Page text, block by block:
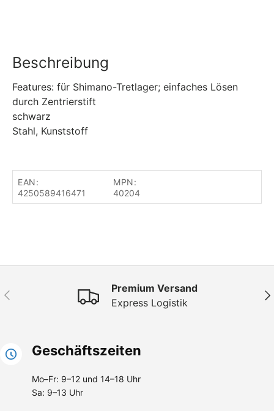
Beschreibung
Features: für Shimano-Tretlager; einfaches Lösen
durch Zentrierstift
schwarz
Stahl, Kunststoff
EAN:
4250589416471
MPN:
40204
Vorherige
Premium Versand
Express Logistik
Geschäftszeiten
Mo–Fr: 9–12 und 14–18 Uhr
Sa: 9–13 Uhr